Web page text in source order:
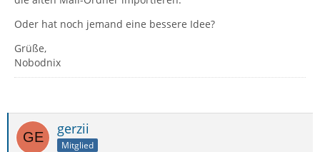
Oder hat noch jemand eine bessere Idee?
Grüße,
Nobodnix
gerzii
Mitglied